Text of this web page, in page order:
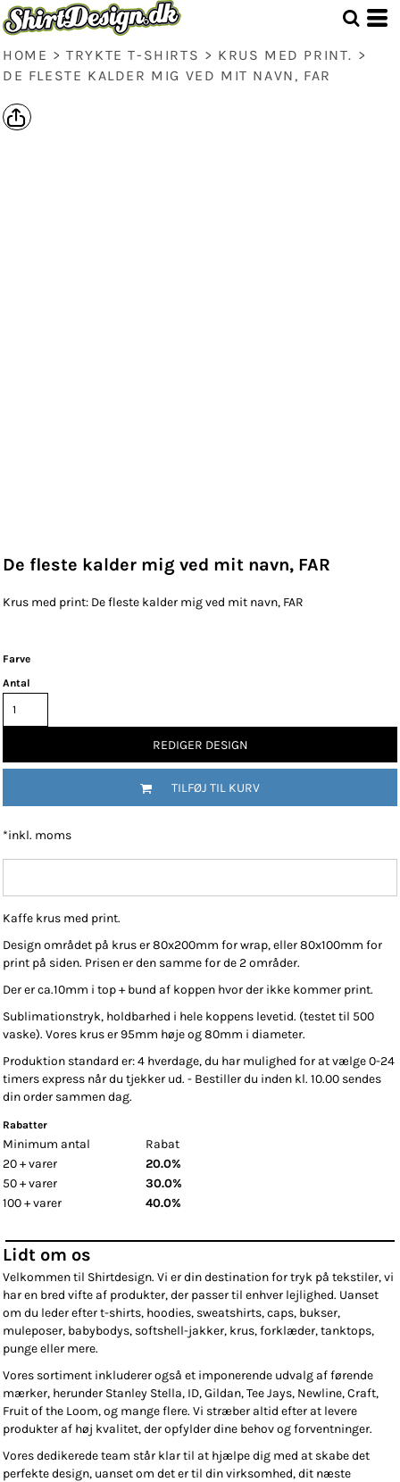
HOME > TRYKTE T-SHIRTS > KRUS MED PRINT. >
DE FLESTE KALDER MIG VED MIT NAVN, FAR
De fleste kalder mig ved mit navn, FAR
Krus med print: De fleste kalder mig ved mit navn, FAR
Farve
Antal
REDIGER DESIGN
TILFØJ TIL KURV
*inkl. moms
Kaffe krus med print.
Design området på krus er 80x200mm for wrap, eller 80x100mm for
print på siden. Prisen er den samme for de 2 områder.
Der er ca.10mm i top + bund af koppen hvor der ikke kommer print.
Sublimationstryk, holdbarhed i hele koppens levetid. (testet til 500
vaske). Vores krus er 95mm høje og 80mm i diameter.
Produktion standard er: 4 hverdage, du har mulighed for at vælge 0-24
timers express når du tjekker ud. - Bestiller du inden kl. 10.00 sendes
din order sammen dag.
Rabatter
Minimum antal
Rabat
20 + varer
20.0%
50 + varer
30.0%
100 + varer
40.0%
Lidt om os
Velkommen til Shirtdesign. Vi er din destination for tryk på tekstiler, vi
har en bred vifte af produkter, der passer til enhver lejlighed. Uanset
om du leder efter t-shirts, hoodies, sweatshirts, caps, bukser,
muleposer, babybodys, softshell-jakker, krus, forklæder, tanktops,
punge eller mere.
Vores sortiment inkluderer også et imponerende udvalg af førende
mærker, herunder Stanley Stella, ID, Gildan, Tee Jays, Newline, Craft,
Fruit of the Loom, og mange flere. Vi stræber altid efter at levere
produkter af høj kvalitet, der opfylder dine behov og forventninger.
Vores dedikerede team står klar til at hjælpe dig med at skabe det
perfekte design, uanset om det er til din virksomhed, dit næste